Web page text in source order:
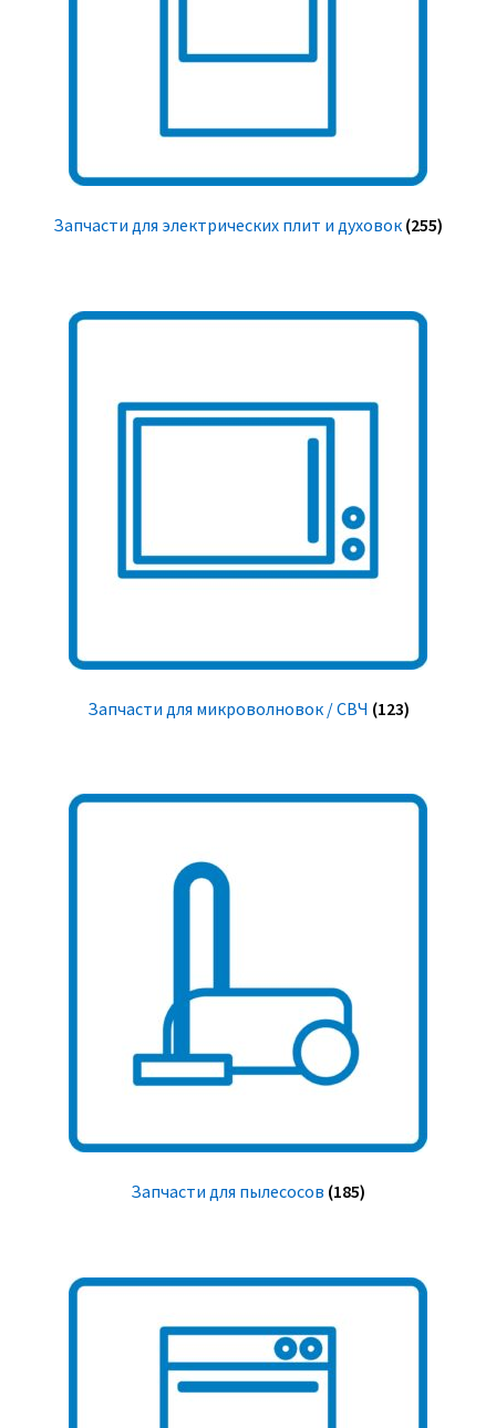
Запчасти для электрических плит и духовок (255)
Запчасти для микроволновок / СВЧ (123)
Запчасти для пылесосов (185)